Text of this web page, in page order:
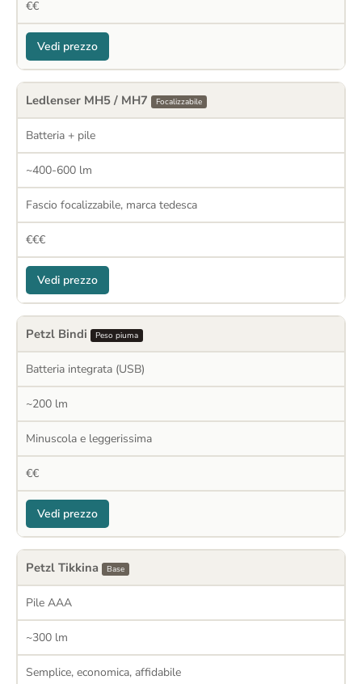
€€
Vedi prezzo
Ledlenser MH5 / MH7 Focalizzabile
Batteria + pile
~400-600 lm
Fascio focalizzabile, marca tedesca
€€€
Vedi prezzo
Petzl Bindi Peso piuma
Batteria integrata (USB)
~200 lm
Minuscola e leggerissima
€€
Vedi prezzo
Petzl Tikkina Base
Pile AAA
~300 lm
Semplice, economica, affidabile